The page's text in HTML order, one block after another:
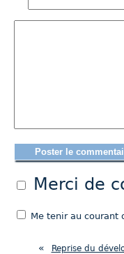
Merci de
Me tenir au courant
« Reprise du